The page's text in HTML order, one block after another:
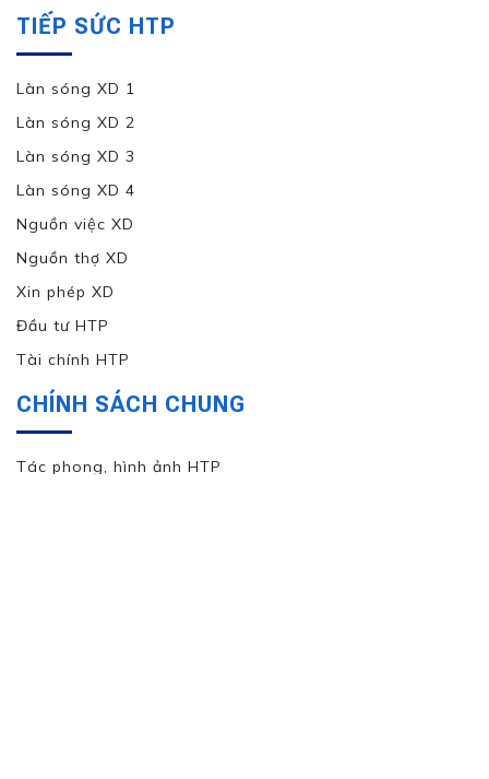
TIẾP SỨC HTP
Làn sóng XD 1
Làn sóng XD 2
Làn sóng XD 3
Làn sóng XD 4
Nguồn việc XD
Nguồn thợ XD
Xin phép XD
Đầu tư HTP
Tài chính HTP
CHÍNH SÁCH CHUNG
Tác phong, hình ảnh HTP